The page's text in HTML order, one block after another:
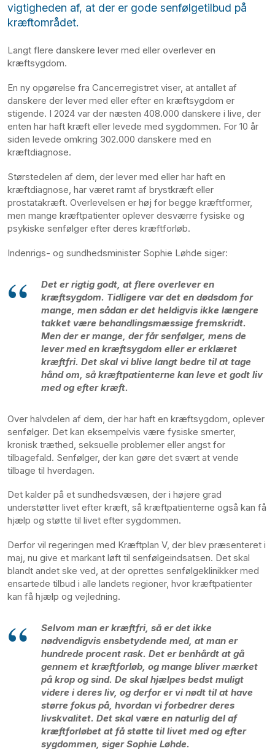
vigtigheden af, at der er gode senfølgetilbud på
kræftområdet.
Langt flere danskere lever med eller overlever en
kræftsygdom.
En ny opgørelse fra Cancerregistret viser, at antallet af
danskere der lever med eller efter en kræftsygdom er
stigende. I 2024 var der næsten 408.000 danskere i live, der
enten har haft kræft eller levede med sygdommen. For 10 år
siden levede omkring 302.000 danskere med en
kræftdiagnose.
Størstedelen af dem, der lever med eller har haft en
kræftdiagnose, har været ramt af brystkræft eller
prostatakræft. Overlevelsen er høj for begge kræftformer,
men mange kræftpatienter oplever desværre fysiske og
psykiske senfølger efter deres kræftforløb.
Indenrigs- og sundhedsminister Sophie Løhde siger:
Det er rigtig godt, at flere overlever en
kræftsygdom. Tidligere var det en dødsdom for
mange, men sådan er det heldigvis ikke længere
takket være behandlingsmæssige fremskridt.
Men der er mange, der får senfølger, mens de
lever med en kræftsygdom eller er erklæret
kræftfri. Det skal vi blive langt bedre til at tage
hånd om, så kræftpatienterne kan leve et godt liv
med og efter kræft.
Over halvdelen af dem, der har haft en kræftsygdom, oplever
senfølger. Det kan eksempelvis være fysiske smerter,
kronisk træthed, seksuelle problemer eller angst for
tilbagefald. Senfølger, der kan gøre det svært at vende
tilbage til hverdagen.
Det kalder på et sundhedsvæsen, der i højere grad
understøtter livet efter kræft, så kræftpatienterne også kan få
hjælp og støtte til livet efter sygdommen.
Derfor vil regeringen med Kræftplan V, der blev præsenteret i
maj, nu give et markant løft til senfølgeindsatsen. Det skal
blandt andet ske ved, at der oprettes senfølgeklinikker med
ensartede tilbud i alle landets regioner, hvor kræftpatienter
kan få hjælp og vejledning.
Selvom man er kræftfri, så er det ikke
nødvendigvis ensbetydende med, at man er
hundrede procent rask. Det er benhårdt at gå
gennem et kræftforløb, og mange bliver mærket
på krop og sind. De skal hjælpes bedst muligt
videre i deres liv, og derfor er vi nødt til at have
større fokus på, hvordan vi forbedrer deres
livskvalitet. Det skal være en naturlig del af
kræftforløbet at få støtte til livet med og efter
sygdommen, siger Sophie Løhde.